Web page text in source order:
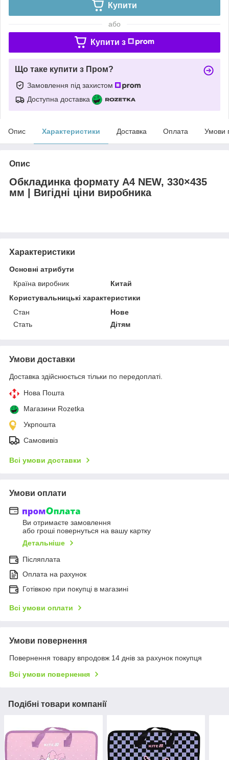
Купити
або
Купити з
Що таке купити з Пром?
Замовлення під захистом
Доступна доставка
Опис Характеристики Доставка Оплата Умови
Опис
Обкладинка формату A4 NEW, 330×435
мм | Вигідні ціни виробника
Характеристики
Основні атрибути
Країна виробник
Китай
Користувальницькі характеристики
Стан
Нове
Стать
Дітям
Умови доставки
Доставка здійснюється тільки по передоплаті.
Нова Пошта
Магазини Rozetka
Укрпошта
Самовивіз
Всі умови доставки
Умови оплати
Ви отримаєте замовлення
або гроші повернуться на вашу картку
Детальніше
Післяплата
Оплата на рахунок
Готівкою при покупці в магазині
Всі умови оплати
Умови повернення
Повернення товару впродовж 14 днів за рахунок покупця
Всі умови повернення
Подібні товари компанії